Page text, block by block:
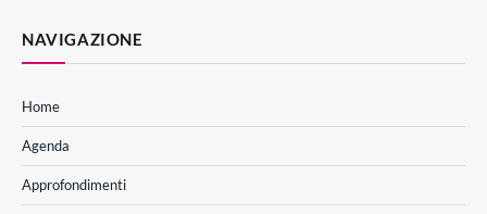
NAVIGAZIONE
Home
Agenda
Approfondimenti